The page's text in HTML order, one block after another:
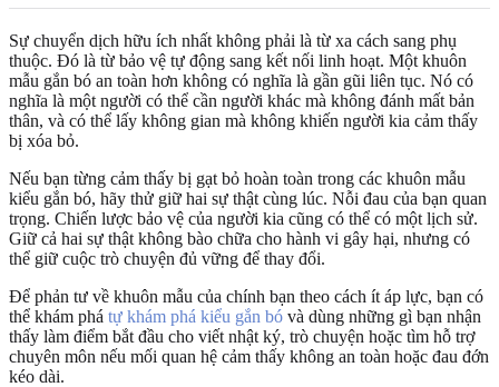
Sự chuyển dịch hữu ích nhất không phải là từ xa cách sang phụ
thuộc. Đó là từ bảo vệ tự động sang kết nối linh hoạt. Một khuôn
mẫu gắn bó an toàn hơn không có nghĩa là gần gũi liên tục. Nó có
nghĩa là một người có thể cần người khác mà không đánh mất bản
thân, và có thể lấy không gian mà không khiến người kia cảm thấy
bị xóa bỏ.
Nếu bạn từng cảm thấy bị gạt bỏ hoàn toàn trong các khuôn mẫu
kiểu gắn bó, hãy thử giữ hai sự thật cùng lúc. Nỗi đau của bạn quan
trọng. Chiến lược bảo vệ của người kia cũng có thể có một lịch sử.
Giữ cả hai sự thật không bào chữa cho hành vi gây hại, nhưng có
thể giữ cuộc trò chuyện đủ vững để thay đổi.
Để phản tư về khuôn mẫu của chính bạn theo cách ít áp lực, bạn có
thể khám phá tự khám phá kiểu gắn bó và dùng những gì bạn nhận
thấy làm điểm bắt đầu cho viết nhật ký, trò chuyện hoặc tìm hỗ trợ
chuyên môn nếu mối quan hệ cảm thấy không an toàn hoặc đau đớn
kéo dài.